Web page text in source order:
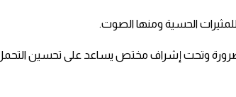
الحسية ومنها الصوت.
وتحت إشراف مختص يساعد على تحسين